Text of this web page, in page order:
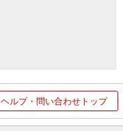
ヘルプ・問い合わせトップ